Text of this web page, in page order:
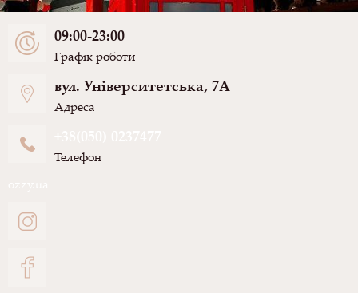
Графік роботи
09:00-23:00
Адреса
вул. Університетська, 7А
Телефон